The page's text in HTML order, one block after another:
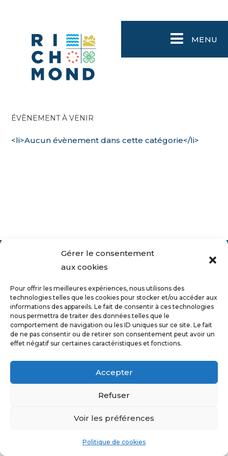
Gérer le consentement
aux cookies
Pour offrir les meilleures expériences, nous utilisons des
technologies telles que les cookies pour stocker et/ou accéder aux
informations des appareils. Le fait de consentir à ces technologies
nous permettra de traiter des données telles que le
comportement de navigation ou les ID uniques sur ce site. Le fait
de ne pas consentir ou de retirer son consentement peut avoir un
effet négatif sur certaines caractéristiques et fonctions.
Accepter
Refuser
Voir les préférences
Politique de cookies
MENU
ÉVÈNEMENT À VENIR
<li>Aucun évènement dans cette catégorie</li>
Copyright 2026 - Ville de Richmond -Propulsez votre
hébergement Wordpress avec